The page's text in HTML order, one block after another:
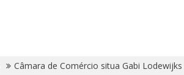
Câmara de Comércio situa Gabi